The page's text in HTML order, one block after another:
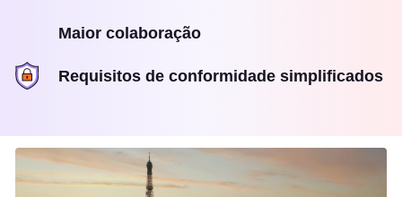
Maior colaboração
Requisitos de conformidade simplificados